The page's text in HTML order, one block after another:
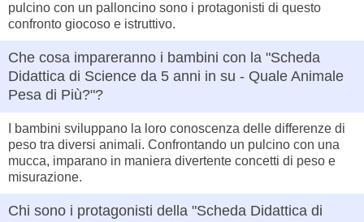
pulcino con un palloncino sono i protagonisti di questo
confronto giocoso e istruttivo.
Che cosa impareranno i bambini con la "Scheda
Didattica di Science da 5 anni in su - Quale Animale
Pesa di Più?"?
I bambini sviluppano la loro conoscenza delle differenze di
peso tra diversi animali. Confrontando un pulcino con una
mucca, imparano in maniera divertente concetti di peso e
misurazione.
Chi sono i protagonisti della "Scheda Didattica di